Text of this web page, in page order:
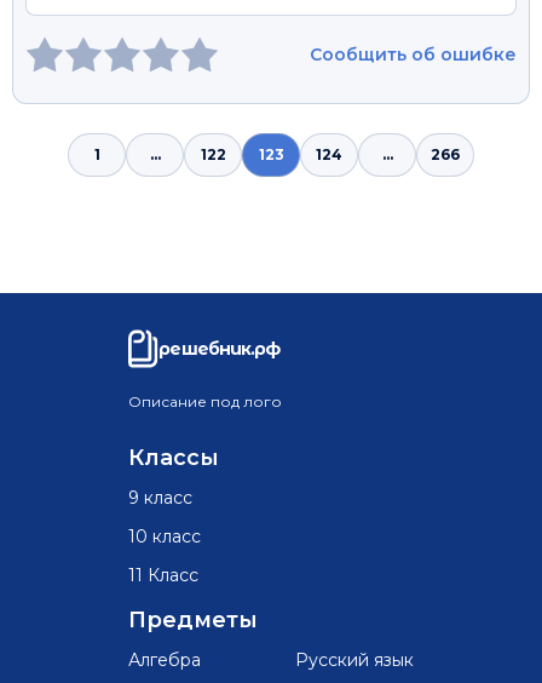
Сообщить об ошибке
1 ... 122 123 124 ... 266
решебник.рф
Описание под лого
Классы
9 класс
10 класс
11 Класс
Предметы
Алгебра Русский язык